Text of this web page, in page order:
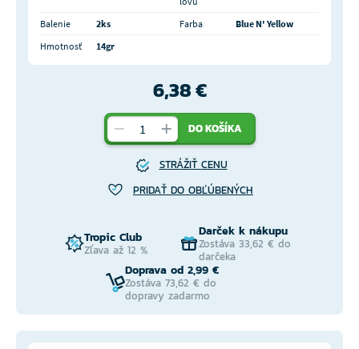
Balenie 2ks Farba
Blue N' Yellow
Hmotnosť
14gr
6,38 €
DO KOŠÍKA
STRÁŽIŤ CENU
PRIDAŤ DO OBĽÚBENÝCH
Tropic Club
Zľava až 12 %
Darček k nákupu
Zostáva 33,62 € do
darčeka
Doprava od 2,99 €
Zostáva 73,62 € do
dopravy zadarmo